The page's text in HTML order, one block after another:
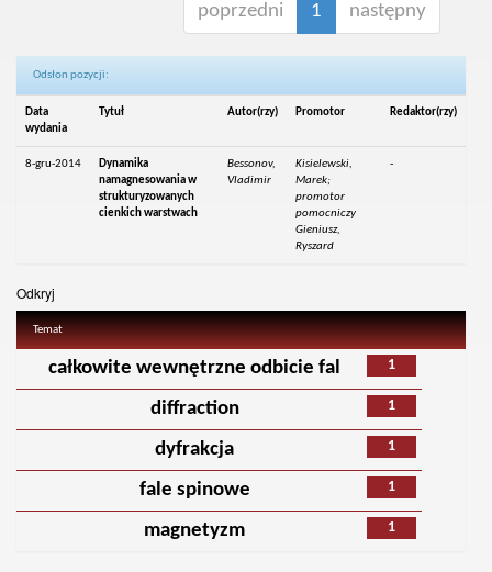
poprzedni 1 następny
Odsłon pozycji:
Data
wydania
Tytuł Autor(rzy) Promotor Redaktor(rzy)
8-gru-2014
Dynamika
namagnesowania w
strukturyzowanych
cienkich warstwach
Bessonov,
Vladimir
Kisielewski,
Marek;
promotor
pomocniczy
Gieniusz,
Ryszard
-
Odkryj
Temat
1
całkowite wewnętrzne odbicie fal
1
diffraction
1
dyfrakcja
1
fale spinowe
1
magnetyzm